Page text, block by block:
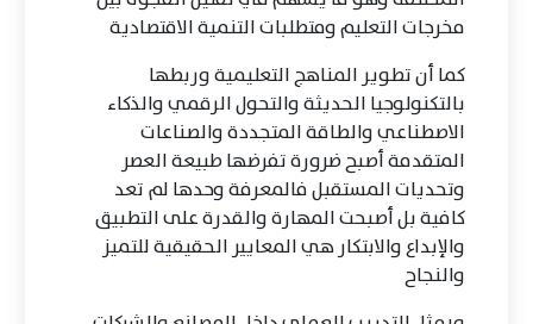
مخرجات التعليم ومتطلبات التنمية الاقتصادية
كما أن تطوير المناهج التعليمية وربطها
بالتكنولوجيا الحديثة والتحول الرقمي والذكاء
الاصطناعي والطاقة المتجددة والصناعات
المتقدمة أصبح ضرورة تفرضها طبيعة العصر
وتحديات المستقبل فالمعرفة وحدها لم تعد
كافية بل أصبحت المهارة والقدرة على التطبيق
والإبداع والابتكار هي المعايير الحقيقية للتميز
والنجاح